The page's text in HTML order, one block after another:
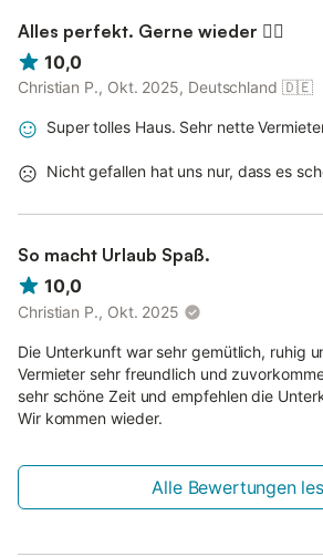
Alles perfekt. Gerne wieder 👍🏼
10,0
Christian P., Okt. 2025, Deutschland 🇩🇪
Super tolles Haus. Sehr nette
Nicht gefallen hat uns nur, dass es
So macht Urlaub Spaß.
10,0
Christian P., Okt. 2025
Die Unterkunft war sehr gemütlich, ruhig
Vermieter sehr freundlich und
sehr schöne Zeit und empfehlen die
Wir kommen wieder.
Alle Bewertungen